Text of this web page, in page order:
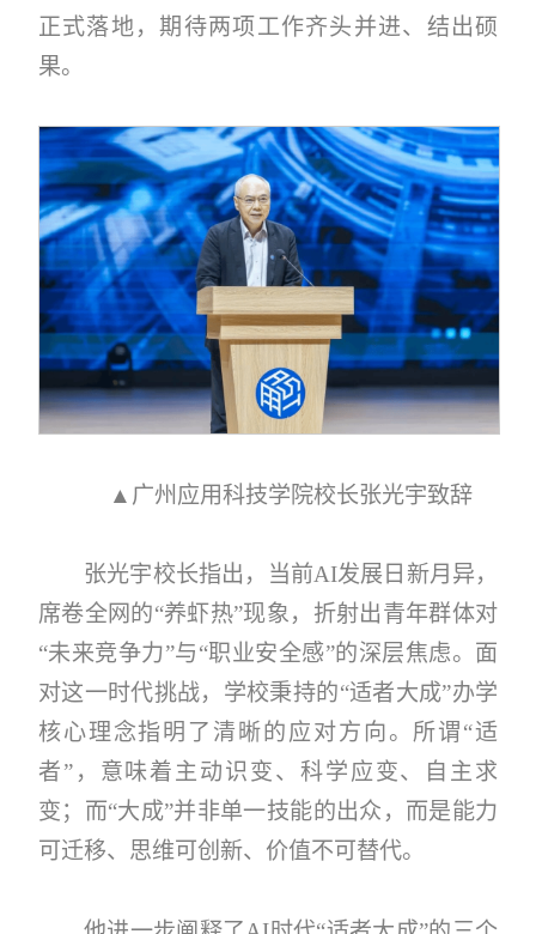
正式落地，期待两项工作齐头并进、结出硕
果。
▲广州应用科技学院校长张光宇致辞
张光宇校长指出，当前AI发展日新月异，
席卷全网的“养虾热”现象，折射出青年群体对
“未来竞争力”与“职业安全感”的深层焦虑。面
对这一时代挑战，学校秉持的“适者大成”办学
核心理念指明了清晰的应对方向。所谓“适
者”，意味着主动识变、科学应变、自主求
变；而“大成”并非单一技能的出众，而是能力
可迁移、思维可创新、价值不可替代。